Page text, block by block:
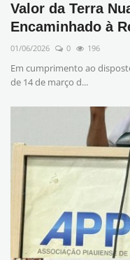
Valor da Terra
Encaminhado à
01/06/2026 0 196
Em cumprimento ao
de 14 de março d...